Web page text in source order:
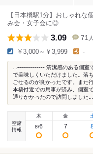
【日本橋駅1分】おしゃれな
み会・女子会に◎
3.09 71 人
￥3,000～￥3,999 -
...-------------- 清潔感のある個室
で美味しくいただけました。落
ごせるのが良かったです。また
本橋付近での用事が済み、個室
通りかかったので訪問しました...
空席
情報
木
8/6
金
7